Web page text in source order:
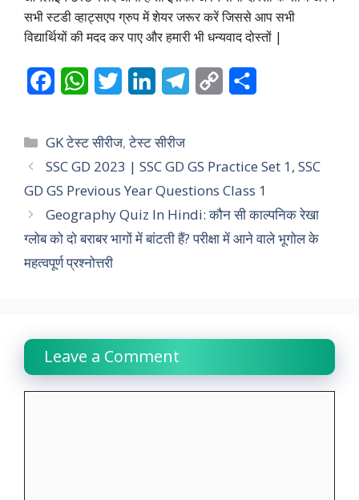
सभी स्टडी व्हाट्सएप ग्रुप में शेयर जरूर करें जिससे आप सभी
विद्यार्थियों की मदद कर पाए और हमारी भी धन्यवाद दोस्तों |
c
e
b
o
o
k
W
a
t
s
A
p
p
i
t
t
e
r
n
k
e
d
I
e
g
r
a
y
L
i
n
r
e
Categories
GK टेस्ट सीरीज,टेस्ट सीरीज
SSC GD 2023 | SSC GD GS Practice Set 1, SSC
GD GS Previous Year Questions Class 1
Geography Quiz In Hindi: कौन सी काल्पनिक रेखा
ग्लोब को दो बराबर भागों में बांटती हैं? परीक्षा में आने वाले भूगोल के
महत्वपूर्ण प्रश्नोत्तरी
Leave a Comment